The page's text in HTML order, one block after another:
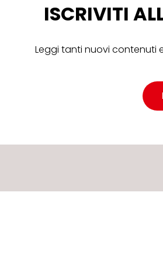
ISCRIVITI
Leggi tanti nuovi contenuti